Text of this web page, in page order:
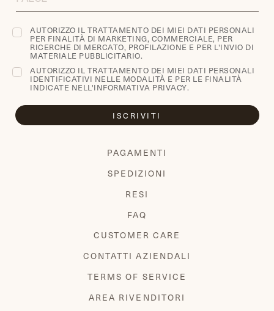
AUTORIZZO IL TRATTAMENTO DEI MIEI DATI PERSONALI
PER FINALITÀ DI MARKETING, COMMERCIALE, PER
RICERCHE DI MERCATO, PROFILAZIONE E PER L'INVIO DI
MATERIALE PUBBLICITARIO.
AUTORIZZO IL TRATTAMENTO DEI MIEI DATI PERSONALI
IDENTIFICATIVI NELLE MODALITÀ E PER LE FINALITÀ
INDICATE NELL'INFORMATIVA PRIVACY.
ISCRIVITI
PAGAMENTI
SPEDIZIONI
RESI
FAQ
CUSTOMER CARE
CONTATTI AZIENDALI
TERMS OF SERVICE
AREA RIVENDITORI